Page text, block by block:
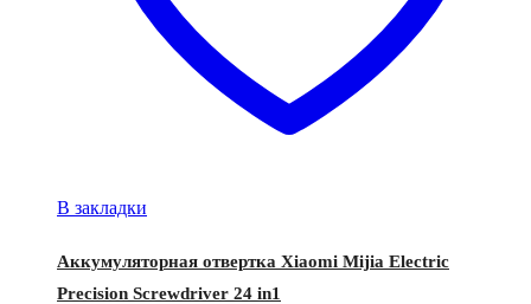
В закладки
Аккумуляторная отвертка Xiaomi Mijia Electric
Precision Screwdriver 24 in1